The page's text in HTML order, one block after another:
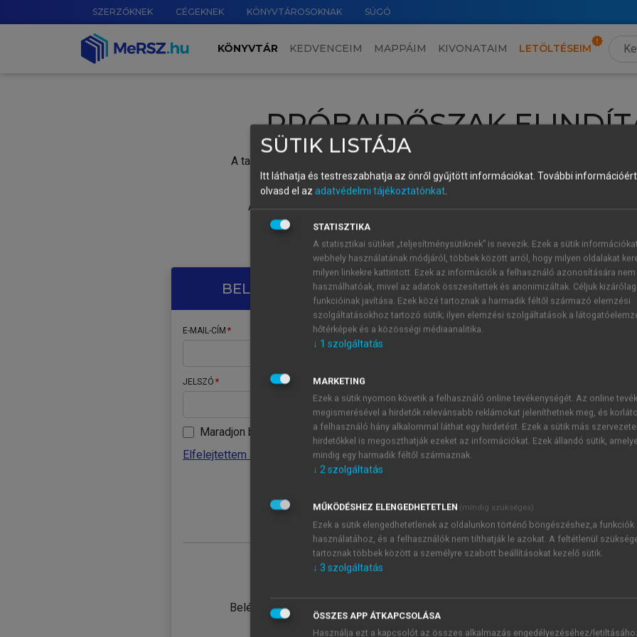
SZERZŐKNEK CÉGEKNEK KÖNYVTÁROSOKNAK SÚGÓ
KÖNYVTÁR KEDVENCEIM MAPPÁIM KIVONATAIM LETÖLTÉSEIM
PRÓBAIDŐSZAK
A tartalom megtekintéséhez lépj be a saját fiókoddal, iskolai azonosítóddal vagy
Új felhasználóként1 óra díjmentes hozzáférésrevagy
A próbaidőszak elindításához,
vagy hozz
A regisztráció után a
BELÉPÉS SAJÁT FIÓKKAL
E-MAIL-CÍM
JELSZÓ
Maradjon belépve
Elfelejtettem a jelszavamat
Belépés intézményi azonosítóval
ÚJ FIÓK
1 óra
JELSZÓ
Kérek értesítést a MeRSZ
Kérek értesítést az
SÜTIK LISTÁJA
Itt láthatja és testreszabhatja az önről gyűjtött információkat. További
olvasd el az adatvédelmi tájékoztatónkat.
STATISZTIKA
A statisztikai sütiket „teljesítménysütiknek” is nevezik. Ezek a sütik
webhely használatának módjáról, többek között arról, hogy milyen oldalakat
milyen linkekre kattintott. Ezek az információk a felhasználó azonosítására nem
használhatóak, mivel az adatok összesítettek és anonimizáltak. Céljuk
funkcióinak javítása. Ezek közé tartoznak a harmadik féltől származó elemzési
szolgáltatásokhoz tartozó sütik; ilyen elemzési szolgáltatások a
hőtérképek és a közösségi médiaanalitika.
↓ 1 szolgáltatás
MARKETING
Ezek a sütik nyomon követik a felhasználó online tevékenységét. Az online
megismerésével a hirdetők relevánsabb reklámokat jeleníthetnek meg, és
a felhasználó hány alkalommal láthat egy hirdetést. Ezek a sütik más
hirdetőkkel is megoszthatják ezeket az információkat. Ezek állandó sütik,
mindig egy harmadik féltől származnak.
↓ 2szolgáltatás
MŰKÖDÉSHEZ ELENGEDHETETLEN (mindig szükséges)
Ezek a sütik elengedhetetlenek az oldalunkon történő böngészéshez,a funkciók
használatához, és a felhasználók nem tilthatják le azokat. A feltétlenül
tartoznak többek között a személyre szabott beállításokat kezelő sütik.
↓ 3 szolgáltatás
ÖSSZES APP ÁTKAPCSOLÁSA
Használja ezt a kapcsolót az összes alkalmazás engedélyezéséhez/